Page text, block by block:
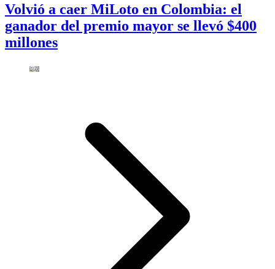
Volvió a caer MiLoto en Colombia: el
ganador del premio mayor se llevó $400
millones